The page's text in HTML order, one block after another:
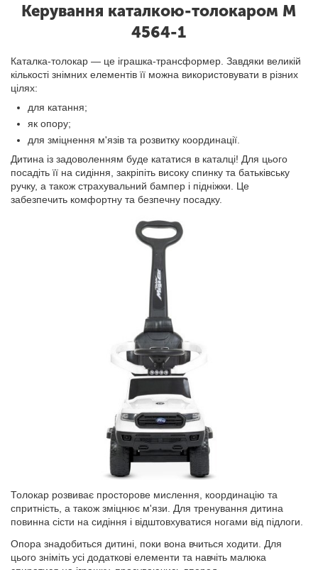
Керування каталкою-толокаром M
4564-1
Каталка-толокар — це іграшка-трансформер. Завдяки великій
кількості знімних елементів її можна використовувати в різних
цілях:
для катання;
як опору;
для зміцнення м'язів та розвитку координації.
Дитина із задоволенням буде кататися в каталці! Для цього
посадіть її на сидіння, закріпіть високу спинку та батьківську
ручку, а також страхувальний бампер і підніжки. Це
забезпечить комфортну та безпечну посадку.
Толокар розвиває просторове мислення, координацію та
спритність, а також зміцнює м'язи. Для тренування дитина
повинна сісти на сидіння і відштовхуватися ногами від підлоги.
Опора знадобиться дитині, поки вона вчиться ходити. Для
цього зніміть усі додаткові елементи та навчіть малюка